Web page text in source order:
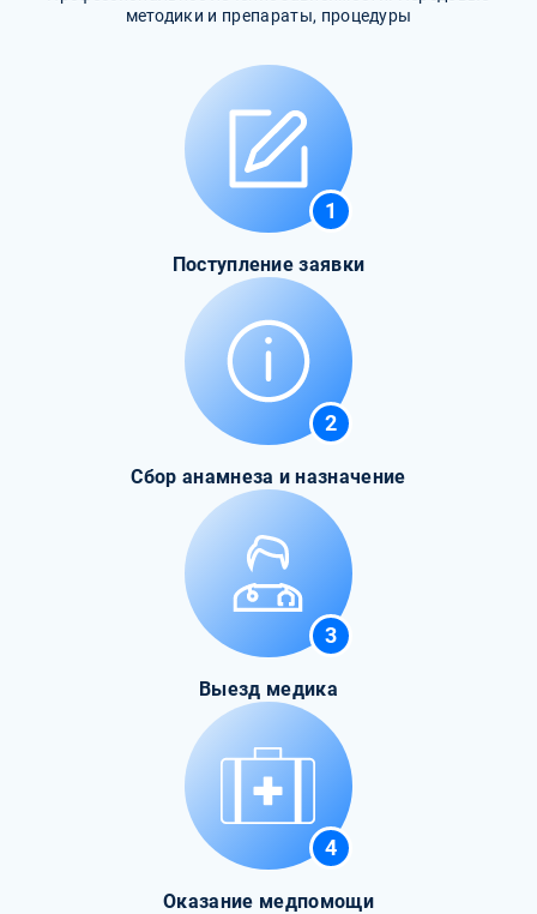
методики и препараты, процедуры
1
Поступление заявки
2
Сбор анамнеза и назначение
3
Выезд медика
4
Оказание медпомощи